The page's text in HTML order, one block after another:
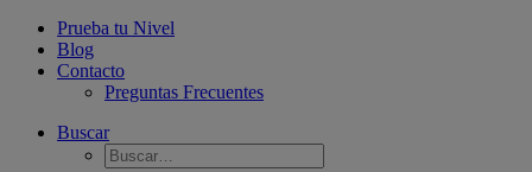
Prueba tu Nivel
Blog
Contacto
Preguntas Frecuentes
Buscar